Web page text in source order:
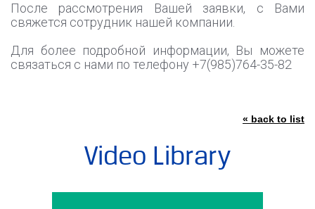
После рассмотрения Вашей заявки, с Вами
свяжется сотрудник нашей компании.
Для более подробной информации, Вы можете
связаться с нами по телефону +7(985)764-35-82
« back to list
Video Library